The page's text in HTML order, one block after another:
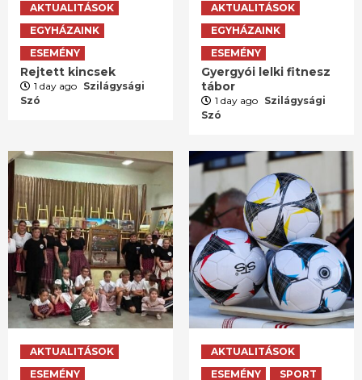
AKTUALITÁSOK
EGYHÁZAINK
ESEMÉNY
Rejtett kincsek
1 day ago Szilágysági
Szó
AKTUALITÁSOK
EGYHÁZAINK
ESEMÉNY
Gyergyói lelki fitnesz
tábor
1 day ago Szilágysági
Szó
AKTUALITÁSOK
ESEMÉNY
AKTUALITÁSOK
ESEMÉNY
SPORT